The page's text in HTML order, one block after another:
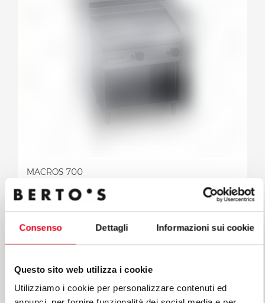
Consenso Dettagli Informazioni sui cookie
Questo sito web utilizza i cookie
Utilizziamo i cookie per personalizzare contenuti ed
GRILLADE À GAZ LISSE/RAINURÉE SUR
MEUBLE
MACROS 700